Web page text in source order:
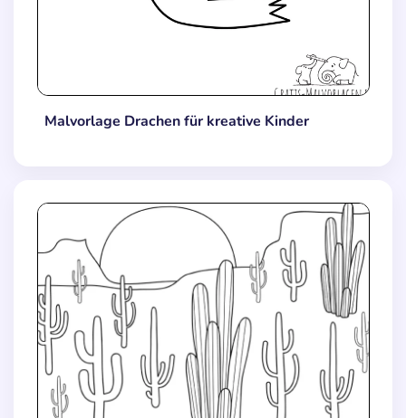
Malvorlage Drachen für kreative Kinder